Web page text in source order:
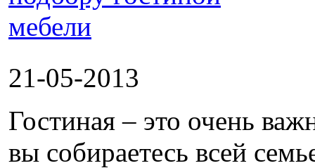
21-05-2013
Гостиная – это очень
вы собираетесь всей